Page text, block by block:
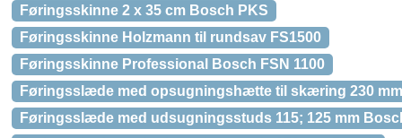
Føringsskinne 2 x 35 cm Bosch PKS
Føringsskinne Holzmann til rundsav FS1500
Føringsskinne Professional Bosch FSN 1100
Føringsslæde med opsugningshætte til skæring 230
Føringsslæde med udsugningsstuds 115; 125 mm